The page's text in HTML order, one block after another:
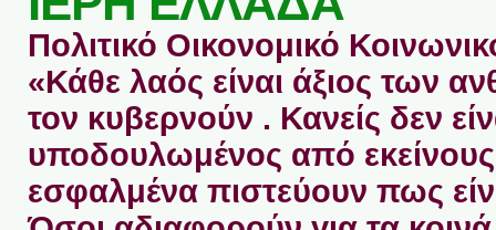
Πολιτικό Οικονομικό
«Κάθε λαός είναι άξιος των
τον κυβερνούν . Κανείς δεν
υποδουλωμένος από
εσφαλμένα πιστεύουν πως